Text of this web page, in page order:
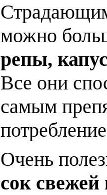
можно
репы,
Все они
самым
Очень
сок